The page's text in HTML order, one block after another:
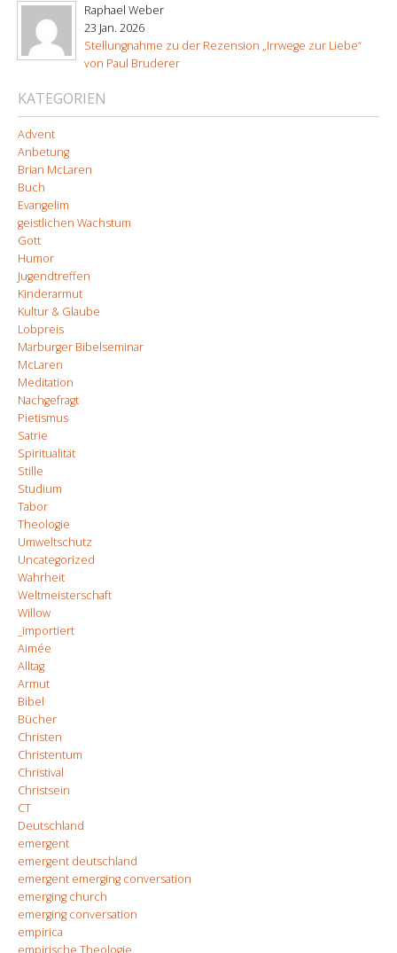
Raphael Weber
23 Jan. 2026
Stellungnahme zu der Rezension „Irrwege zur Liebe“
von Paul Bruderer
KATEGORIEN
Advent
Anbetung
Brian McLaren
Buch
Evangelim
geistlichen Wachstum
Gott
Humor
Jugendtreffen
Kinderarmut
Kultur & Glaube
Lobpreis
Marburger Bibelseminar
McLaren
Meditation
Nachgefragt
Pietismus
Satrie
Spiritualität
Stille
Studium
Tabor
Theologie
Umweltschutz
Uncategorized
Wahrheit
Weltmeisterschaft
Willow
_importiert
Aimée
Alltag
Armut
Bibel
Bücher
Christen
Christentum
Christival
Christsein
CT
Deutschland
emergent
emergent deutschland
emergent emerging conversation
emerging church
emerging conversation
empirica
empirische Theologie